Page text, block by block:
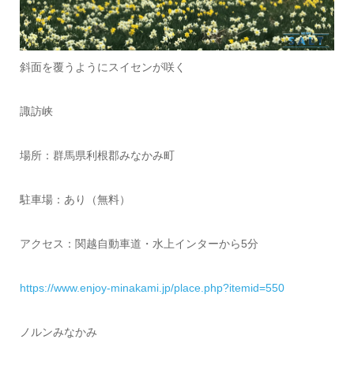
斜面を覆うようにスイセンが咲く
諏訪峡
場所：群馬県利根郡みなかみ町
駐車場：あり（無料）
アクセス：関越自動車道・水上インターから5分
https://www.enjoy-minakami.jp/place.php?itemid=550
ノルンみなかみ